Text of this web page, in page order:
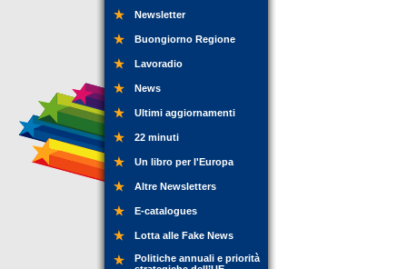
Newsletter
Buongiorno Regione
Lavoradio
News
Ultimi aggiornamenti
22 minuti
Un libro per l'Europa
Altre Newsletters
E-catalogues
Lotta alle Fake News
Politiche annuali e priorità